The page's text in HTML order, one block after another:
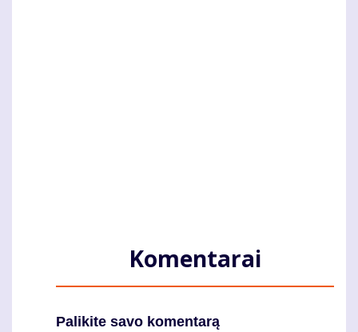
Komentarai
Palikite savo komentarą